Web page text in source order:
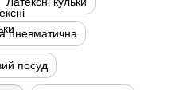
пневматична
посуд